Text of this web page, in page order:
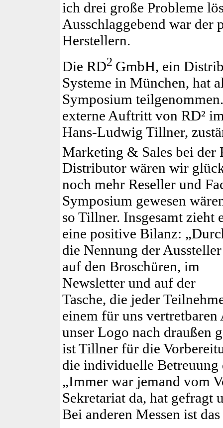
ich drei große Probleme
Ausschlaggebend war der
Herstellern.
Die RD2 GmbH, ein
Systeme in München, hat
Symposium
externe Auftritt von RD²
Hans-Ludwig Tillner,
Marketing & Sales bei der
Distributor wären wir
noch mehr Reseller und
Symposium gewesen
so Tillner. Insgesamt zieht
eine positive Bilanz:
die Nennung der Aussteller
auf den Broschüren, im
Newsletter und auf der
Tasche, die jeder
einem für uns
unser Logo nach draußen
ist Tillner für die
die individuelle Betreuung
„Immer war jemand vom
Sekretariat da, hat gefragt
Bei anderen Messen ist